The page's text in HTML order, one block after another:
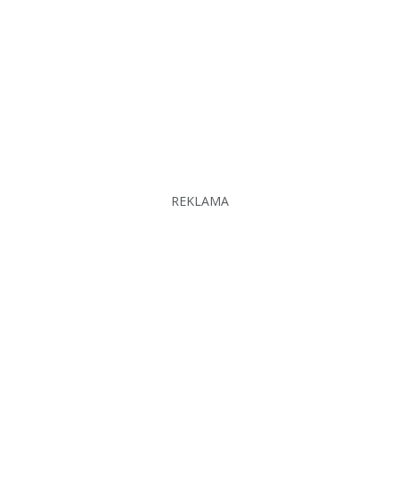
REKLAMA